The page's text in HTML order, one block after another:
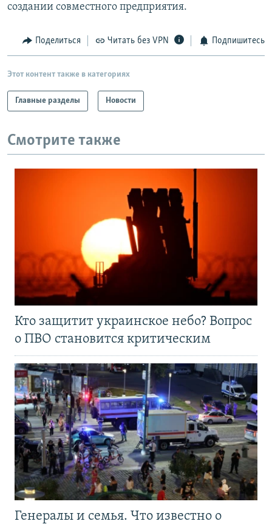
Все сайты РСЕ/РС
создании совместного предприятия.
Поделиться Читать без VPN Подпишитесь
Этот контент также в категориях
Главные разделы Новости
Смотрите также
Кто защитит украинское небо? Вопрос
о ПВО становится критическим
Генералы и семья. Что известно о